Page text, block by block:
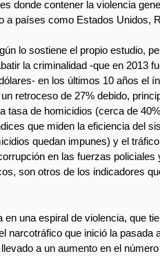
donde contener la violencia
a países como Estados Unidos,
lo sostiene el propio estudio,
la criminalidad -que en 2013
en los últimos 10 años el
retroceso de 27% debido,
tasa de homicidios (cerca de
que miden la eficiencia del
quedan impunes) y el
en las fuerzas policiales
son otros de los indicadores
en una espiral de violencia, que
narcotráfico que inició la pasada
a un aumento en el